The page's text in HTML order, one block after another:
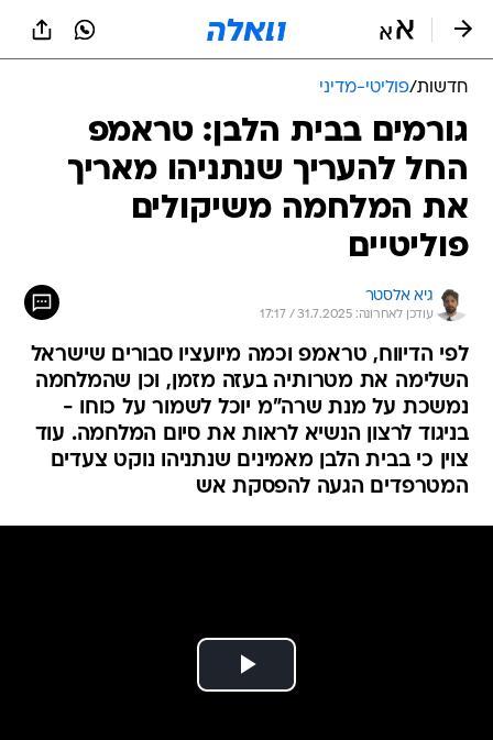
חדשות/פוליטי-מדיני
גורמים בבית הלבן: טראמפ
החל להעריך שנתניהו מאריך
את המלחמה משיקולים
פוליטיים
גיא אלסטר
עודכן לאחרונה: 31.7.2025 / 17:17
לפי הדיווח, טראמפ וכמה מיועציו סבורים שישראל
השלימה את מטרותיה בעזה מזמן, וכן שהמלחמה
נמשכת על מנת שרה"מ יוכל לשמור על כוחו -
בניגוד לרצון הנשיא לראות את סיום המלחמה. עוד
צוין כי בבית הלבן מאמינים שנתניהו נוקט צעדים
המטרפדים הגעה להפסקת אש